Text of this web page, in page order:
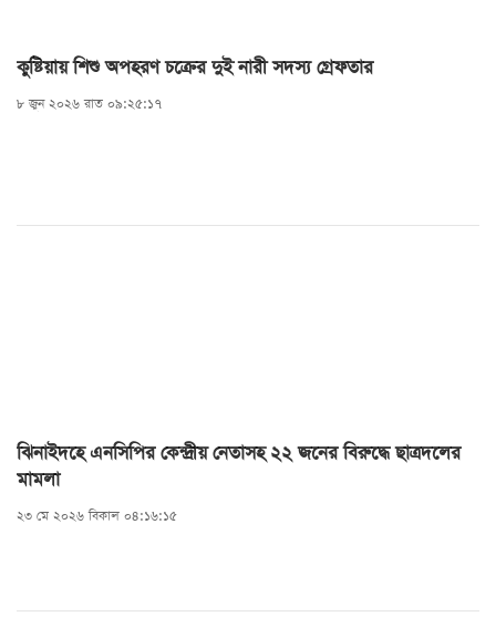
কুষ্টিয়ায় শিশু অপহরণ চক্রের দুই নারী সদস্য গ্রেফতার
৮ জুন ২০২৬ রাত ০৯:২৫:১৭
ঝিনাইদহে এনসিপির কেন্দ্রীয় নেতাসহ ২২ জনের বিরুদ্ধে ছাত্রদলের
মামলা
২৩ মে ২০২৬ বিকাল ০৪:১৬:১৫